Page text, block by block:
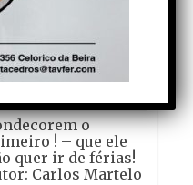
Pogacar vence o
– A “Volta a
em Bicicleta”
quinta vez! Autor:
o
! – que ele
quer ir de férias!
Carlos Martelo